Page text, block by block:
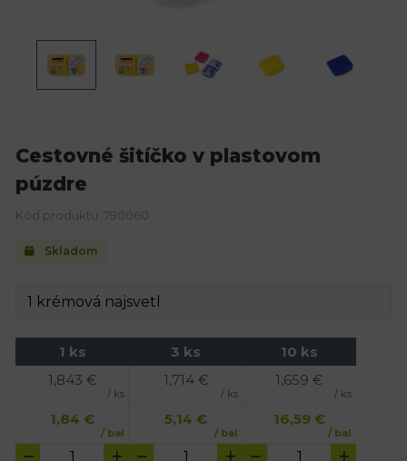
Cestovné šitíčko v plastovom
púzdre
Kód produktu: 790060
Skladom
1 ks
1,843 €
/ ks
1,84 €
/ bal
3 ks
1,714€
/ ks
5,14 €
/ bal
10 ks
1,659 €
/ ks
16,59 €
/ bal